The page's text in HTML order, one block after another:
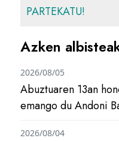
PARTEKATU!
Azken
Abuztuaren 13an
emango du Andoni
2026/08/05
2026/08/04